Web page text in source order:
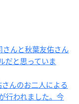
さんと秋葉友佑さん
だと思っていま
んのお二人による
行われました。今